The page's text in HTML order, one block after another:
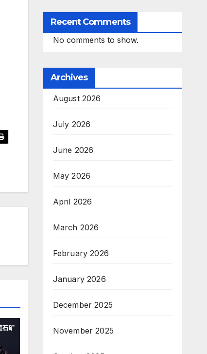
Recent Comments
No comments to show.
Archives
August 2026
July 2026
June 2026
May 2026
April 2026
March 2026
February 2026
January 2026
December 2025
November 2025